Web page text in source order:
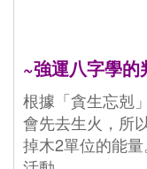
~強運八字學的
根據「貪生忘剋
會先去生火，所
掉木2單位的能